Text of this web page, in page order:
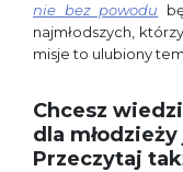
nie bez powodu
najmłodszych,
misje to ulubiony
Chcesz
dla
Przeczytaj